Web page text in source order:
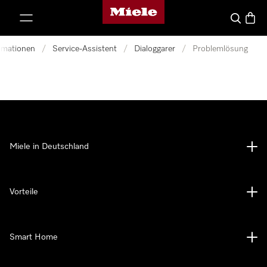
Miele-Homepage
Suche
/ Service-Assistent / Dialoggarer / Problemlösung
Miele in Deutschland
Vorteile
Smart Home